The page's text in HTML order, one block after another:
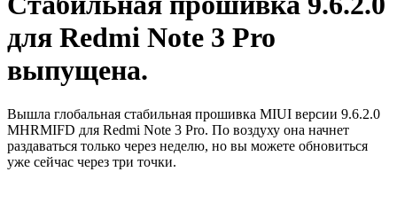
для Redmi Note 3 Pro
выпущена.
Вышла глобальная стабильная прошивка MIUI версии 9.6.2.0
MHRMIFD для Redmi Note 3 Pro. По воздуху она начнет
раздаваться только через неделю, но вы можете обновиться
уже сейчас через три точки.